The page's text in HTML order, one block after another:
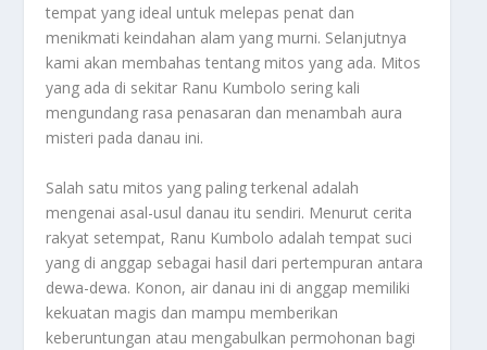
tempat yang ideal untuk melepas penat dan
menikmati keindahan alam yang murni. Selanjutnya
kami akan membahas tentang mitos yang ada. Mitos
yang ada di sekitar Ranu Kumbolo sering kali
mengundang rasa penasaran dan menambah aura
misteri pada danau ini.
Salah satu mitos yang paling terkenal adalah
mengenai asal-usul danau itu sendiri. Menurut cerita
rakyat setempat, Ranu Kumbolo adalah tempat suci
yang di anggap sebagai hasil dari pertempuran antara
dewa-dewa. Konon, air danau ini di anggap memiliki
kekuatan magis dan mampu memberikan
keberuntungan atau mengabulkan permohonan bagi